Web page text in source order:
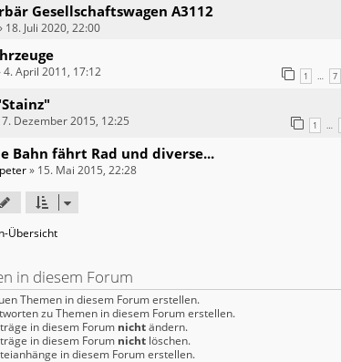
Gesellschaftswagen A3112
18. Juli 2020, 22:00
4. April 2011, 17:12 1 … 7
7. Dezember 2015, 12:25 1 …
Bahn fährt Rad und diverse...
» 15. Mai 2015, 22:28
Übersicht
in diesem Forum
Themen in diesem Forum erstellen.
zu Themen in diesem Forum erstellen.
in diesem Forum nichtändern.
in diesem Forum nicht löschen.
in diesem Forum erstellen.